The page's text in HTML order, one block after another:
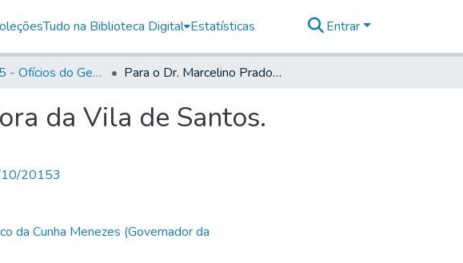
Tudo na Biblioteca Digital Estatísticas Entrar
Volume 85 - Ofícios do General Francisco da Cunha Menezes (Governador da Capitania): 1782- 1786 Para o Dr. Marcelino Prado Cleto, Juiz de Fora da Vila de Santos.
da Vila de Santos.
10/20153
da Cunha Menezes (Governador da